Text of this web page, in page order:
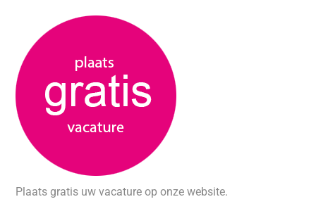
Plaats gratis uw vacature op onze website.